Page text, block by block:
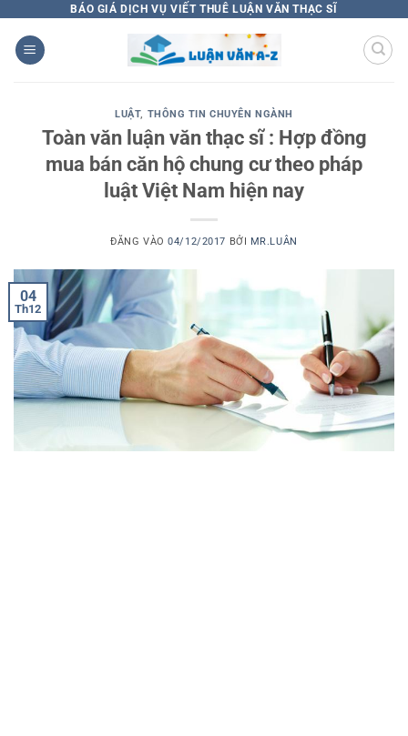
qua
nội
BÁO GIÁ DỊCH VỤ VIẾT THUÊ LUẬN VĂN THẠC SĨ
LUẬT, THÔNG TIN CHUYÊN NGÀNH
Toàn văn luận văn thạc sĩ : Hợp đồng
mua bán căn hộ chung cư theo pháp
luật Việt Nam hiện nay
ĐĂNG VÀO04/12/2017 BỞI MR.LUÂN
04
Th12